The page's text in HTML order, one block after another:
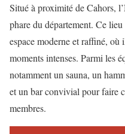
Situé à proximité de Cahors, l’
phare du département. Ce
espace moderne et raffiné,
moments intenses. Parmi les
notamment un sauna, un
et un bar convivial pour faire
membres.